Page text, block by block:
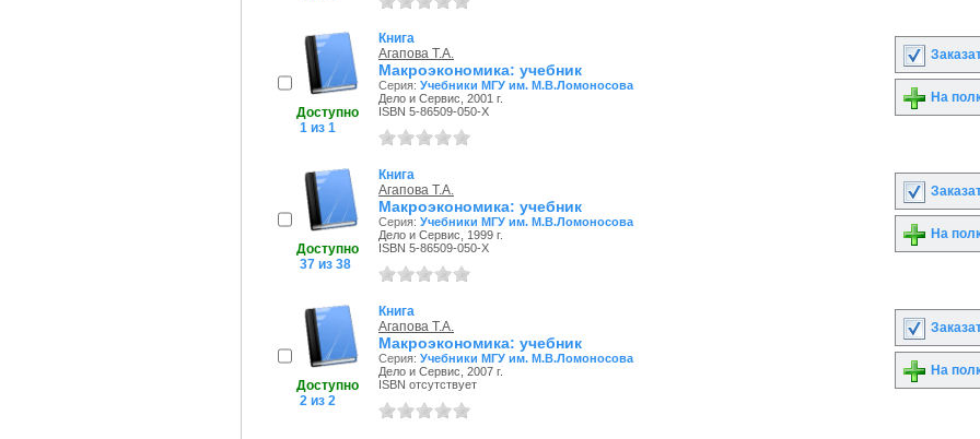
Доступно
1 из 1
Книга
Агапова Т.А.
Макроэкономика: учебник
Серия: Учебники МГУ им. М.В.Ломоносова
Дело и Сервис, 2001 г.
ISBN 5-86509-050-X
На
Доступно
37 из 38
Книга
Агапова Т.А.
Макроэкономика: учебник
Серия: Учебники МГУ им. М.В.Ломоносова
Дело и Сервис, 1999 г.
ISBN 5-86509-050-X
На
Доступно
2 из 2
Книга
Агапова Т.А.
Макроэкономика: учебник
Серия: Учебники МГУ им. М.В.Ломоносова
Дело и Сервис, 2007 г.
ISBN отсутствует
На